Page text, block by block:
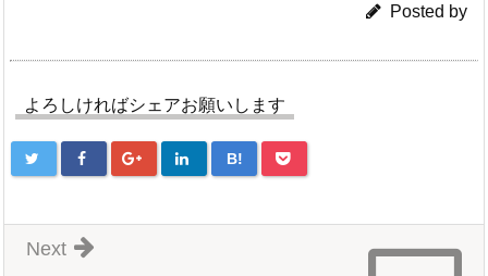
Posted by
よろしければシェアお願いします
B!
Next